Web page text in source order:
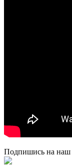
Подпишись на наш